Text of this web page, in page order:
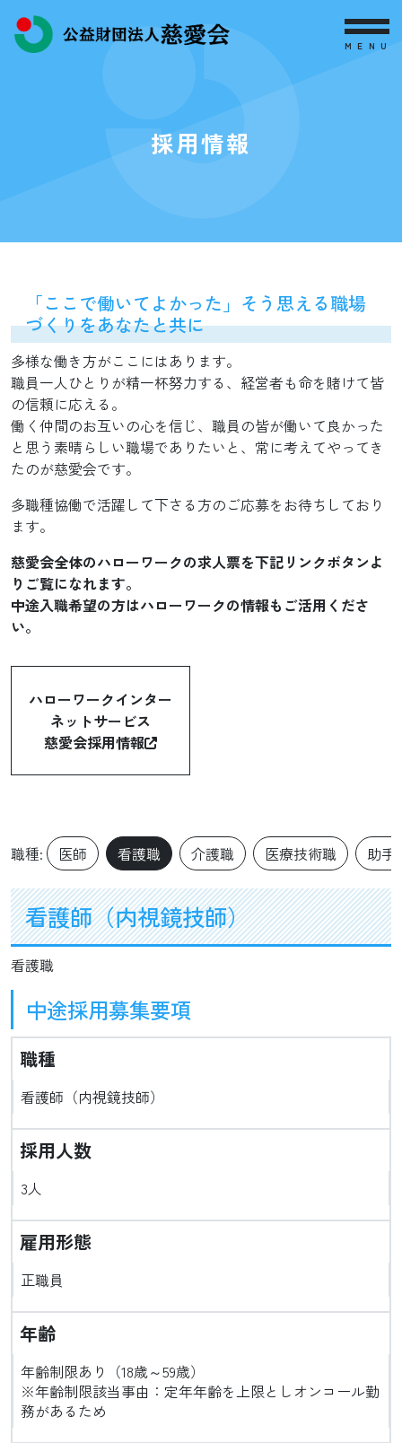
MENU
採用情報
「ここで働いてよかった」そう思える職場
づくりをあなたと共に
多様な働き方がここにはあります。
職員一人ひとりが精一杯努力する、経営者も命を賭けて皆
の信頼に応える。
働く仲間のお互いの心を信じ、職員の皆が働いて良かった
と思う素晴らしい職場でありたいと、常に考えてやってき
たのが慈愛会です。
多職種協働で活躍して下さる方のご応募をお待ちしており
ます。
慈愛会全体のハローワークの求人票を下記リンクボタンよ
りご覧になれます。
中途入職希望の方はハローワークの情報もご活用くださ
い。
ハローワークインター
ネットサービス
慈愛会採用情報
職種: 医師 看護職 介護職 医療技術職 助手
看護師（内視鏡技師）
看護職
中途採用募集要項
職種
看護師（内視鏡技師）
採用人数
3人
雇用形態
正職員
年齢
年齢制限あり（18歳～59歳）
※年齢制限該当事由：定年年齢を上限としオンコール勤
務があるため